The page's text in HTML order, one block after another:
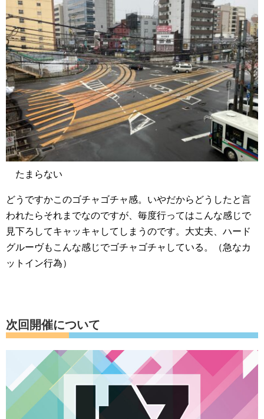
たまらない
どうですかこのゴチャゴチャ感。いやだからどうしたと言
われたらそれまでなのですが、毎度行ってはこんな感じで
見下ろしてキャッキャしてしまうのです。大丈夫、ハード
グルーヴもこんな感じでゴチャゴチャしている。（急なカ
ットイン行為）
次回開催について